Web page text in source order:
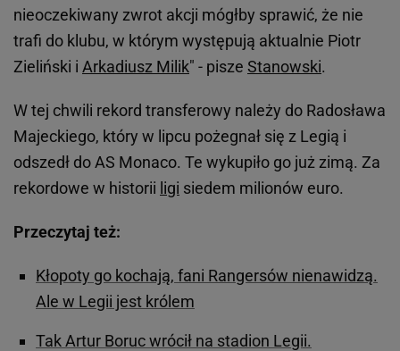
nieoczekiwany zwrot akcji mógłby sprawić, że nie
trafi do klubu, w którym występują aktualnie Piotr
Zieliński i Arkadiusz Milik" - pisze Stanowski.
W tej chwili rekord transferowy należy do Radosława
Majeckiego, który w lipcu pożegnał się z Legią i
odszedł do AS Monaco. Te wykupiło go już zimą. Za
rekordowe w historii ligi siedem milionów euro.
Przeczytaj też:
Kłopoty go kochają, fani Rangersów nienawidzą.
Ale w Legii jest królem
Tak Artur Boruc wrócił na stadion Legii.